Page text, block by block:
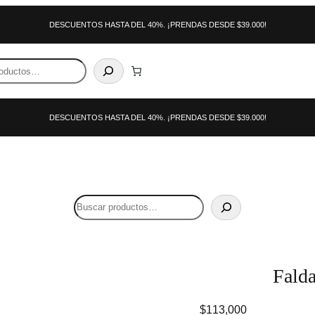
DESCUENTOS HASTA DEL 40%. ¡PRENDAS DESDE $39.000!
DESCUENTOS HASTA DEL 40%. ¡PRENDAS DESDE $39.000!
Search
$113,000